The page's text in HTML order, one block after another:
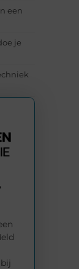
een
je